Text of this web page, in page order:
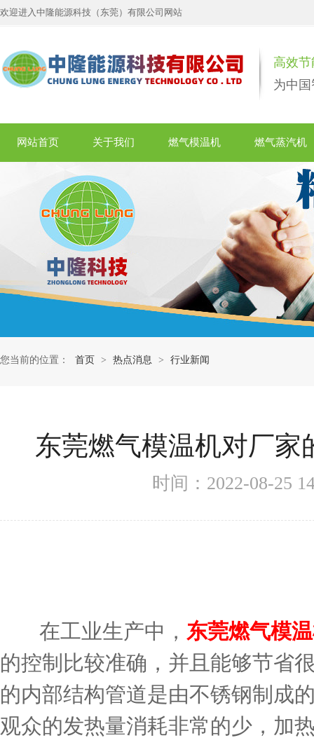
欢迎进入中隆能源科技（东莞）有限公司网站
高效
为中
网站首页 关于我们 燃气模温机 燃气蒸汽机
您当前的位置： 首页 > 热点消息 > 行业新闻
东莞燃气模温机对厂家
时间：2022-08-
在工业生产中， 东莞燃气模
的控制比较准确，并且能够节省
的内部结构管道是由不锈钢制成
观众的发热量消耗非常的少，加